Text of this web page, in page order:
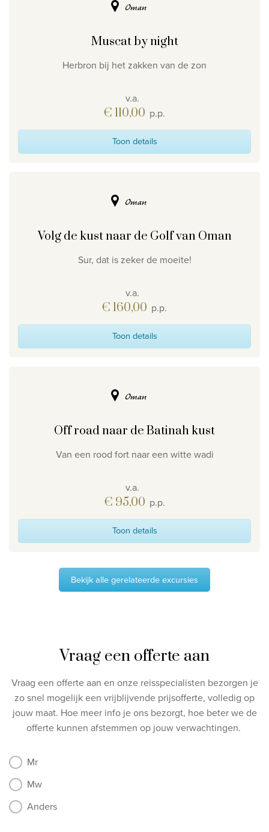
Oman
Muscat by night
Herbron bij het zakken van de zon
v.a.
€ 110,00 p.p.
Toon details
Oman
Volg de kust naar de Golf van Oman
Sur, dat is zeker de moeite!
v.a.
€ 160,00 p.p.
Toon details
Oman
Off road naar de Batinah kust
Van een rood fort naar een witte wadi
v.a.
€ 95,00 p.p.
Toon details
Bekijk alle gerelateerde excursies
Vraag een offerte aan
Vraag een offerte aan en onze reisspecialisten bezorgen je
zo snel mogelijk een vrijblijvende prijsofferte, volledig op
jouw maat. Hoe meer info je ons bezorgt, hoe beter we de
offerte kunnen afstemmen op jouw verwachtingen.
Mr
Mw
Anders